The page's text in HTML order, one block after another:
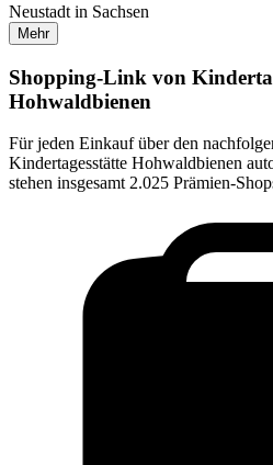
Neustadt in Sachsen
Mehr
Shopping-Link von
Hohwaldbienen
Für jeden Einkauf über den
Kindertagesstätte Hohwaldbienen
stehen insgesamt 2.025 Prämien-